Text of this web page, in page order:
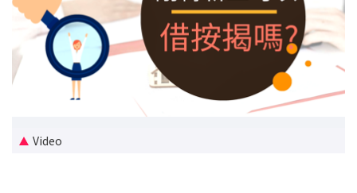
按揭計算
轉按計算
Video